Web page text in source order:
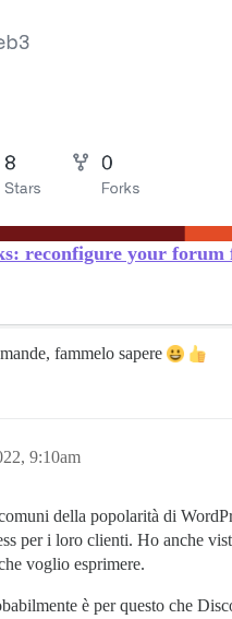
reconfigure your forum
fammelo sapere
9:10am
della popolarità di
per i loro clienti. Ho anche
voglio esprimere.
è per questo che